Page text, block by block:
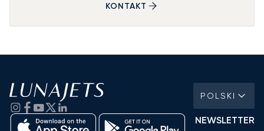
KONTAKT
POLSKI
NEWSLETTER